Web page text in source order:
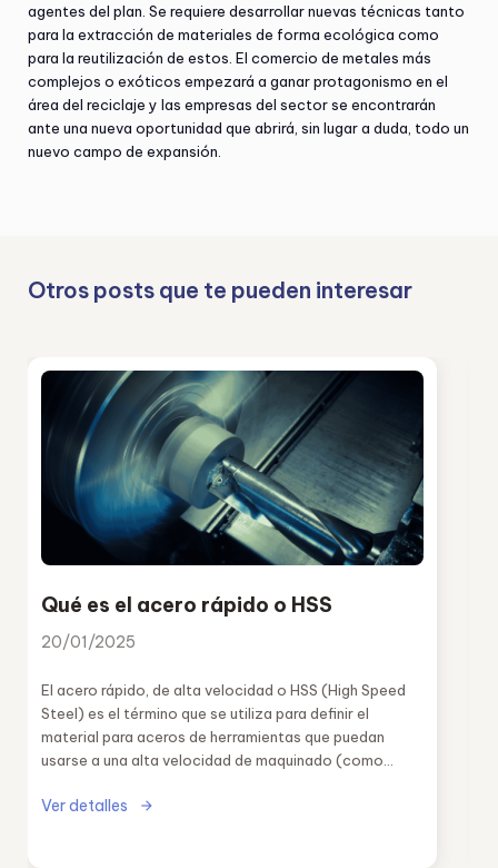
agentes del plan. Se requiere desarrollar nuevas técnicas tanto
para la extracción de materiales de forma ecológica como
para la reutilización de estos. El comercio de metales más
complejos o exóticos empezará a ganar protagonismo en el
área del reciclaje y las empresas del sector se encontrarán
ante una nueva oportunidad que abrirá, sin lugar a duda, todo un
nuevo campo de expansión.
Otros posts que te pueden interesar
Qué es el acero rápido o HSS
20/01/2025
El acero rápido, de alta velocidad o HSS (High Speed
Steel) es el término que se utiliza para definir el
material para aceros de herramientas que puedan
usarse a una alta velocidad de maquinado (como
Ver detalles